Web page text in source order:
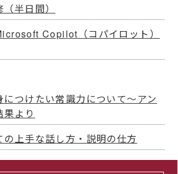
半日間）
Copilot（コパイロット）
つけたい常識力について～アン
より
の上手な話し方・説明の仕方